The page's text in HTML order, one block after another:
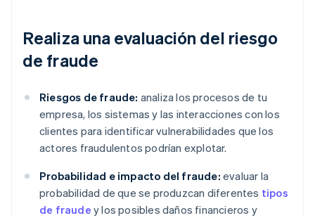
Realiza una evaluación del riesgo
de fraude
Riesgos de fraude: analiza los procesos de tu
empresa, los sistemas y las interacciones con los
clientes para identificar vulnerabilidades que los
actores fraudulentos podrían explotar.
Probabilidad e impacto del fraude: evaluar la
probabilidad de que se produzcan diferentes tipos
de fraude y los posibles daños financieros y